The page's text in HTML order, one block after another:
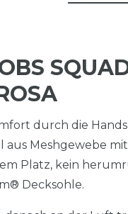
durch die
aus Meshgewebe
Platz, kein
Decksohle.